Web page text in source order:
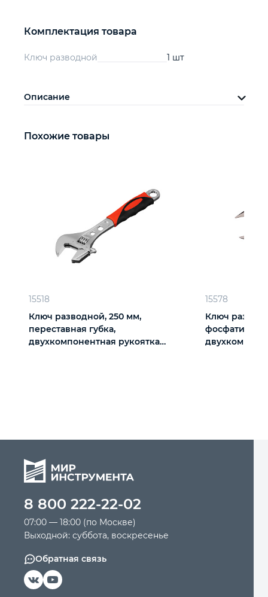
Комплектация товара
Ключ разводной 1 шт
Описание
Похожие товары
15518
Ключ разводной, 250 мм,
переставная губка,
двухкомпонентная рукоятка
15578
Ключ
8 800 222-22-02
07:00 — 18:00 (по Москве)
Выходной: суббота, воскресенье
Обратная связь